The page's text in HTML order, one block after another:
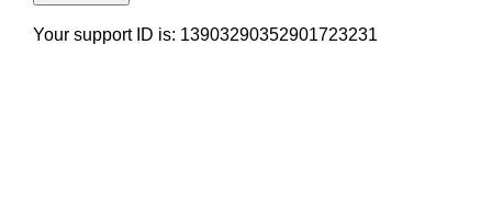
Your support ID is: 13903290352901723231